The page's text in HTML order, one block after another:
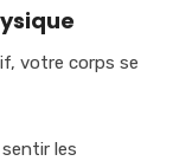
votre corps se
les